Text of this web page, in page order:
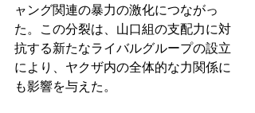
ャング関連の暴力の激化につながっ
た。この分裂は、山口組の支配力に対
抗する新たなライバルグループの設立
により、ヤクザ内の全体的な力関係に
も影響を与えた。